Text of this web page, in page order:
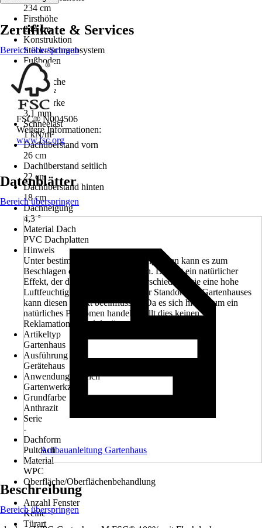
234 cm
Firsthöhe
244 cm
Konstruktion
Steck-/Schraubsystem
Fußboden
Nein
Dachfläche
11,83 m²
Dachstärke
3,1 mm
Schneelast
1 kN/m²
Dachüberstand vorn
26 cm
Dachüberstand seitlich
22 cm
Dachüberstand hinten
18 cm
Dachneigung
4,3 °
Material Dach
PVC Dachplatten
Hinweis
Unter bestimmten Witterungsbedingungen kann es zum
Beschlagen der Scheiben kommen. Dies ist ein natürlicher
Effekt, der durch Temperaturunterschiede sowie eine hohe
Luftfeuchtigkeit entsteht. Auch der Standort des Gartenhauses
kann diesen Effekt beeinflussen. Da es sich hierbei um ein
natürliches Phänomen handelt, stellt dies keinen
Reklamationsgrund dar.“
Artikeltyp
Gartenhaus
Ausführung
Gerätehaus
Anwendungsbereich
Gartenwerkzeug
Grundfarbe
Anthrazit
Serie
-
Dachform
Pultdach
Material
WPC
Oberfläche/Oberflächenbehandlung
-
Anzahl Fenster
Keine
Türart
Zertifikate & Services
Bereich überspringen
FSC® N004506
Weitere Informationen:
www.fsc.org
Datenblätter
Bereich überspringen
Aufbauanleitung Gartenhaus
Beschreibung
Bereich überspringen